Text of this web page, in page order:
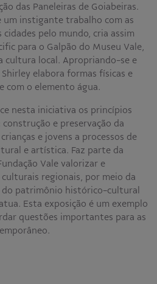
das Paneleiras de Goiabeiras.
um instigante trabalho com as
pelo mundo, cria assim
para o Galpão do Museu Vale,
cultura local. Apropriando-se e
elabora formas físicas e
com o elemento água.
nesta iniciativa os princípios
e preservação da
e jovens a processos de
e artística. Faz parte da
Vale valorizar e
regionais, por meio da
do patrimônio histórico-cultural
Esta exposição é um exemplo
questões importantes para as